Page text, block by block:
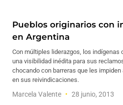
Pueblos originarios con
en Argentina
Con múltiples liderazgos, los indígenas
una visibilidad inédita para sus
chocando con barreras que les
en sus reivindicaciones.
Marcela Valente 28 junio, 2013